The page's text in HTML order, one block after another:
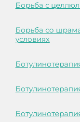
Борьба с
Борьба со
условиях